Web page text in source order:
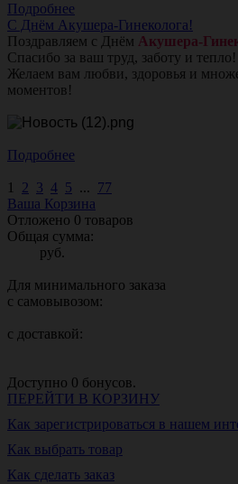
Подробнее
С Днём Акушера-Гинеколога!
Поздравляем с Днём Акушера-
Спасибо за ваш труд, заботу и тепло!
Желаем вам любви, здоровья и
моментов!
Подробнее
1 2 3 4 5 ... 77
Ваша Корзина
Отложено 0 товаров
Общая сумма:
руб.
Для минимального заказа
с самовывозом:
с доставкой:
Доступно 0 бонусов.
ПЕРЕЙТИ В КОРЗИНУ
Как зарегистрироваться в нашем
Как выбрать товар
Как сделать заказ